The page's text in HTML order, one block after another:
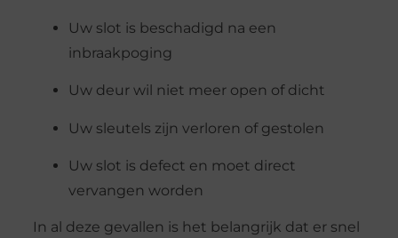
Uw slot is beschadigd na een
inbraakpoging
Uw deur wil niet meer open of dicht
Uw sleutels zijn verloren of gestolen
Uw slot is defect en moet direct
vervangen worden
In al deze gevallen is het belangrijk dat er snel